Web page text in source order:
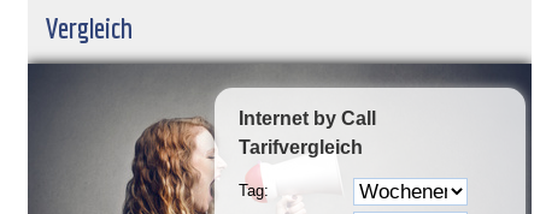
Vergleich
Internet by Call
Tarifvergleich
Tag: